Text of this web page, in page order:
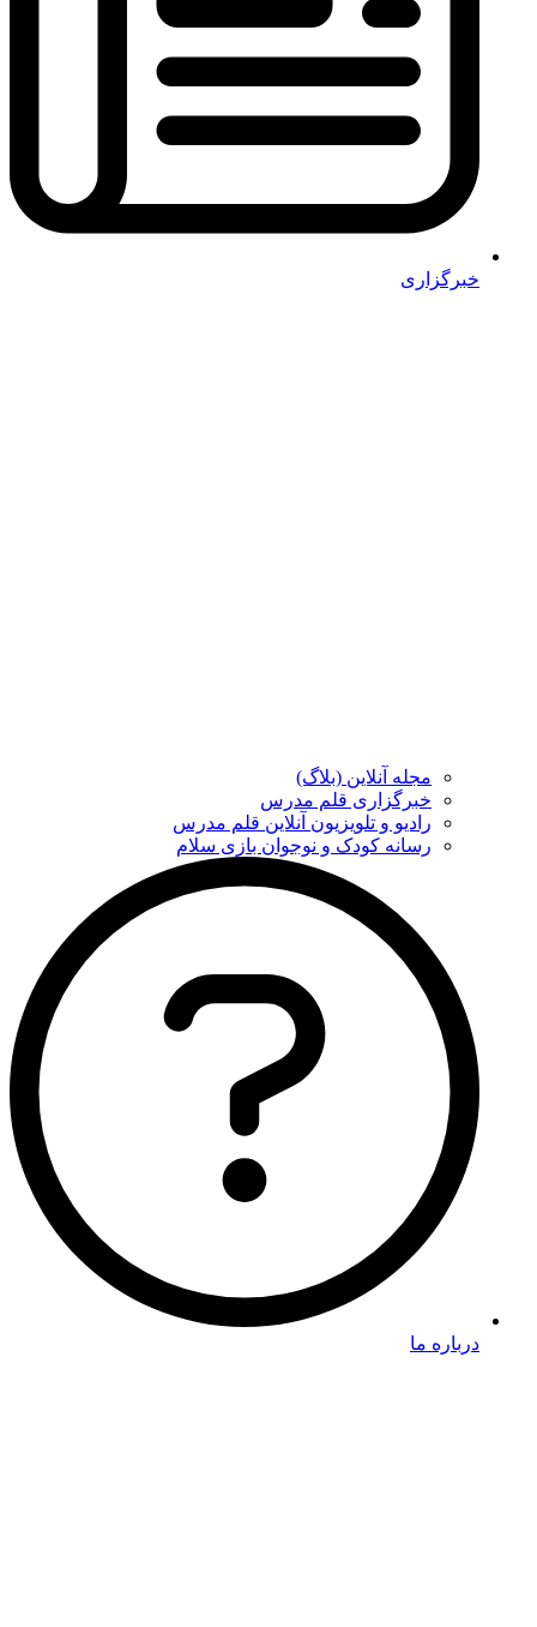
خبرگزاری
مجله آنلاین (بلاگ)
خبرگزاری قلم مدرس
رادیو و تلویزیون آنلاین قلم مدرس
رسانه کودک و نوجوان بازی سلام
درباره ما